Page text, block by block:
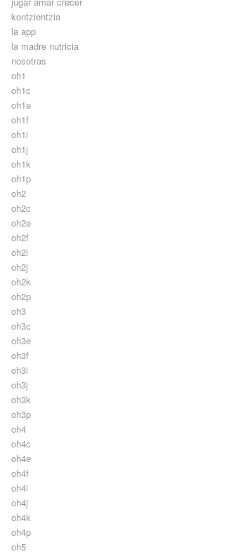
kontzientzia
la app
la madre nutricia
nosotras
oh1
oh1c
oh1e
oh1f
oh1i
oh1j
oh1k
oh1p
oh2
oh2c
oh2e
oh2f
oh2i
oh2j
oh2k
oh2p
oh3
oh3c
oh3e
oh3f
oh3i
oh3j
oh3k
oh3p
oh4
oh4c
oh4e
oh4f
oh4i
oh4j
oh4k
oh4p
oh5